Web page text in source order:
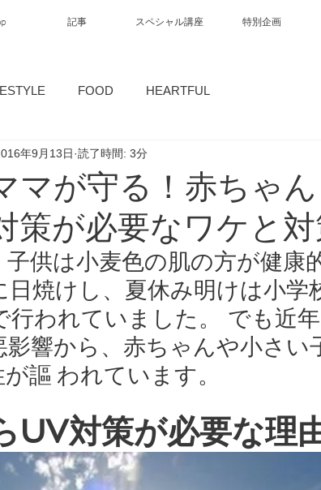
記事 スペシャル講座 特別企画
FOOD HEARTFUL
マが守る！赤ちゃ
策が必要なワケと
年9月13日 読了時間: 3分
供は小麦色の肌の方が健康
焼けし、夏休み明けは小学
行われていました。 でも近
響から、赤ちゃんや小さい
謳 われています。
UV対策が必要な理